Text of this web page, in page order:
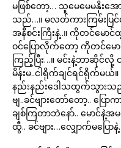
မဖြစ်တော့… သူမေမေမနိုးအေ
သည်…။ မလတ်ကားကြမ်းပြင်
အနီစင်းကြီးနဲ့..။ ကိုတင်မော
ဝင်ပြောလိုက်တော့ ကိုတင်မေ
ကြည့်ပြီး…။ မင်းနဲ့ဘာဆိုင်လို့
မိန်းမ..ငါရိုက်ချင်ရင်ရိုက်မယ်
နည်းနည်းဒေါသထွက်သွား
ဗျ..ခင်ဗျားတော်တော့..
ချစ်ကြတာဘဲနော်.. မောင်နဲ့
ထွီ.. ခင်ဗျား…လျှောက်မပြော